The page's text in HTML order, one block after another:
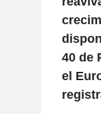
40 de
el